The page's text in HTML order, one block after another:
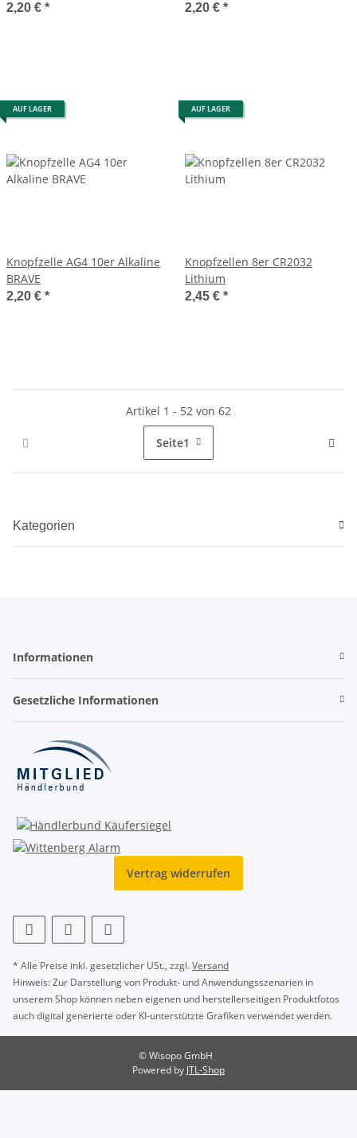
2,20 € * 2,20 € *
AUF LAGER
Knopfzelle AG4 10er Alkaline
BRAVE
2,20 € *
AUF LAGER
Knopfzellen 8er CR2032
Lithium
2,45 € *
Artikel 1 - 52 von 62
Seite1
Kategorien
Informationen
Gesetzliche Informationen
Vertrag widerrufen
* Alle Preise inkl. gesetzlicher USt., zzgl.Versand
Hinweis: Zur Darstellung von Produkt- und Anwendungsszenarien in
unserem Shop können neben eigenen und herstellerseitigen Produktfotos
auch digital generierte oder KI-unterstützte Grafiken verwendet werden.
© Wisopo GmbH
Powered by JTL-Shop